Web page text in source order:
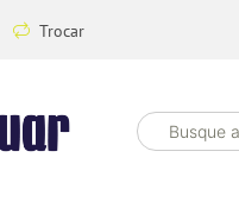
Trocar